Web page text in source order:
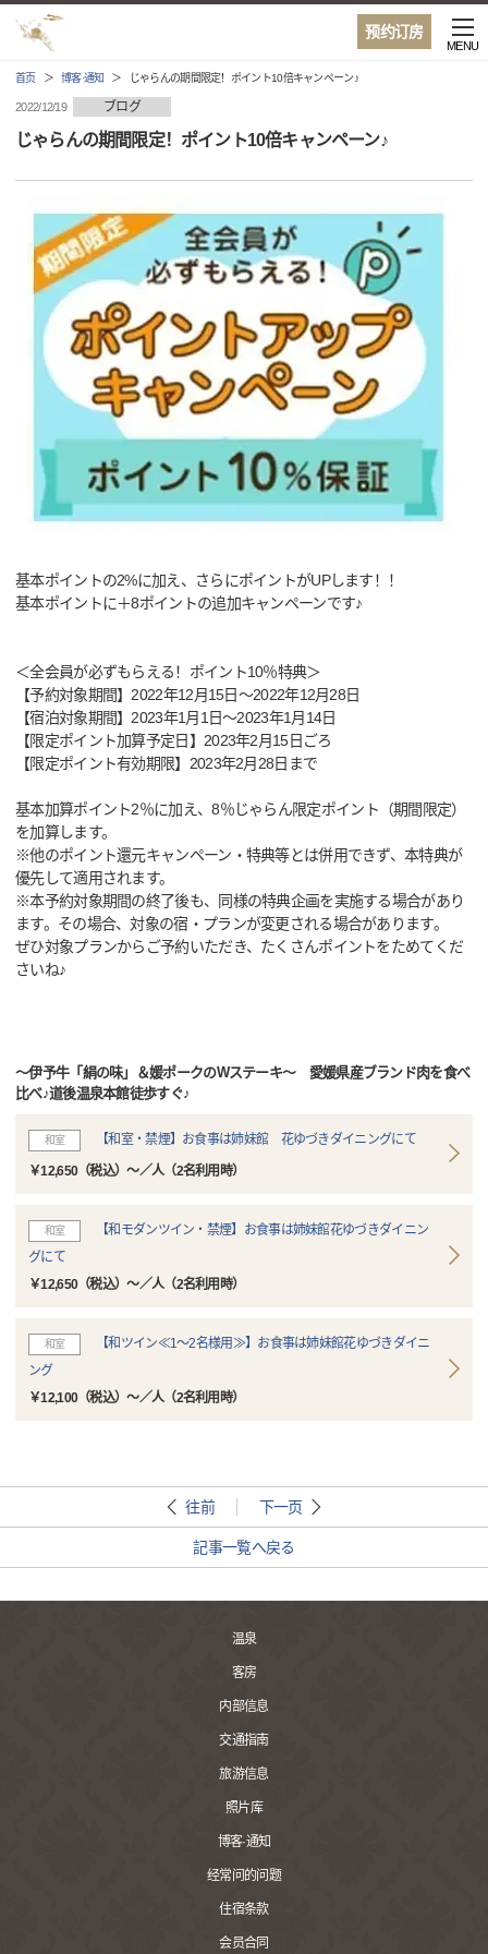
预约订房
MENU
首页 博客·通知 じゃらんの期間限定！ポイント10倍キャンペーン♪
2022/12/19 ブログ
じゃらんの期間限定！ポイント10倍キャンペーン♪
基本ポイントの2%に加え、さらにポイントがUPします！！
基本ポイントに＋8ポイントの追加キャンペーンです♪
＜全会員が必ずもらえる！ポイント10％特典＞
【予約対象期間】2022年12月15日～2022年12月28日
【宿泊対象期間】2023年1月1日～2023年1月14日
【限定ポイント加算予定日】2023年2月15日ごろ
【限定ポイント有効期限】2023年2月28日まで
基本加算ポイント2％に加え、8％じゃらん限定ポイント（期間限定）
を加算します。
※他のポイント還元キャンペーン・特典等とは併用できず、本特典が
優先して適用されます。
※本予約対象期間の終了後も、同様の特典企画を実施する場合があり
ます。その場合、対象の宿・プランが変更される場合があります。
ぜひ対象プランからご予約いただき、たくさんポイントをためてくだ
さいね♪
～伊予牛「絹の味」＆媛ポークのWステーキ～ 愛媛県産ブランド肉を食べ
比べ♪道後温泉本館徒歩すぐ♪
和室 【和室・禁煙】お食事は姉妹館 花ゆづきダイニングにて
￥12,650（税込）～／人（2名利用時）
和室
【和モダンツイン・禁煙】お食事は姉妹館花ゆづきダイニン
グにて
￥12,650（税込）～／人（2名利用時）
和室
【和ツイン≪1～2名様用≫】お食事は姉妹館花ゆづきダイニ
ング
￥12,100（税込）～／人（2名利用時）
往前 下一页
記事一覧へ戻る
温泉
客房
内部信息
交通指南
旅游信息
照片库
博客·通知
经常问的问题
住宿条款
会员合同